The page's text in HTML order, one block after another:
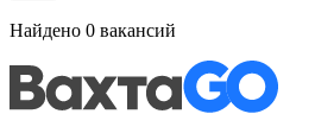
Найдено 0 вакансий